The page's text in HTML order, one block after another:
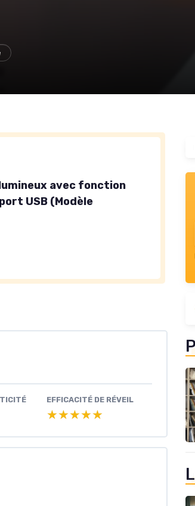
avec fonction
USB (Modèle
EFFICACITÉ DE RÉVEIL
★★★★★
★★★★★